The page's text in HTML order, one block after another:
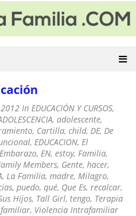
Familiar. Consejos para una
familiar
In EDUCACIÓN Y CURSOS,
, adolescente,
, Cartilla, child, DE, De
, EDUCACION, El
Embarazo, EN, estoy, Familia,
Members, Gente, hacer,
, La Familia, madre, Milagro,
, puedo, qué, Que Es, recalcar,
Hijos, Tall Girl, tengo, Terapia
, Violencia Intrafamiliar